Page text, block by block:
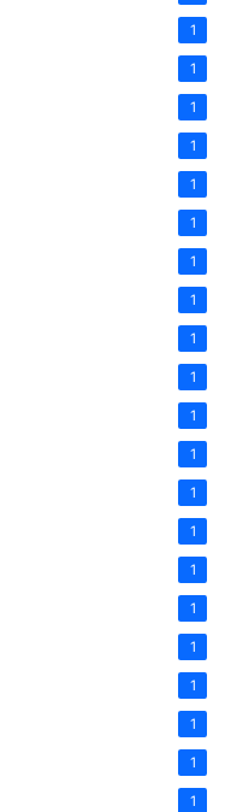
1
1
1
1
1
1
1
1
1
1
1
1
1
1
1
1
1
1
1
1
1